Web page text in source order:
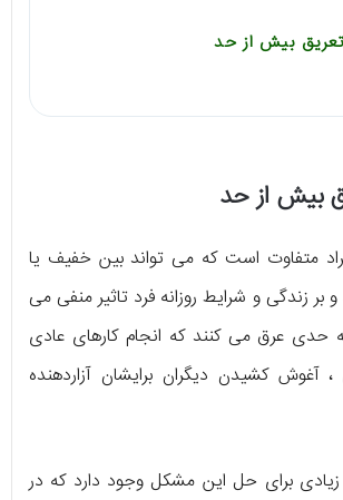
بیش از حد
بیش از حد
متفاوت است که می تواند بین خفیف یا
بر زندگی و شرایط روزانه فرد تاثیر منفی می
حدی عرق می کنند که انجام کارهای عادی
آغوش کشیدن دیگران برایشان آزاردهنده
برای حل این مشکل وجود دارد که در